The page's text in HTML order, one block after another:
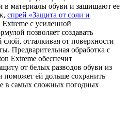
в материалы обуви и защищают ее
спрей «Защита от соли и
Extreme c усиленной
позволяет создавать
отталкивая от поверхности
Предварительная обработка с
Extreme обеспечит
от белых разводов обуви из
поможет ей дольше сохранить
в самых сложных погодных